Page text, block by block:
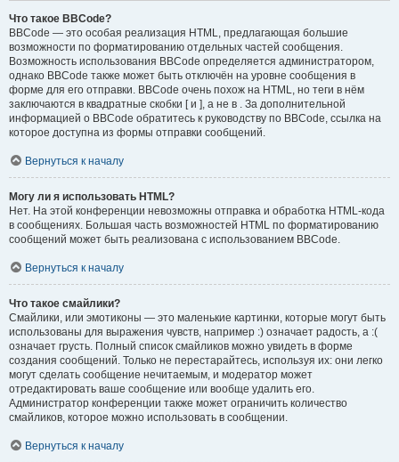
Что такое BBCode?
BBCode — это особая реализация HTML, предлагающая большие
возможности по форматированию отдельных частей сообщения.
Возможность использования BBCode определяется администратором,
однако BBCode также может быть отключён на уровне сообщения в
форме для его отправки. BBCode очень похож на HTML, но теги в нём
заключаются в квадратные скобки [ и ], а не в . За дополнительной
информацией о BBCode обратитесь к руководству по BBCode, ссылка на
которое доступна из формы отправки сообщений.
Вернуться к началу
Могу ли я использовать HTML?
Нет. На этой конференции невозможны отправка и обработка HTML-кода
в сообщениях. Большая часть возможностей HTML по форматированию
сообщений может быть реализована с использованием BBCode.
Вернуться к началу
Что такое смайлики?
Смайлики, или эмотиконы — это маленькие картинки, которые могут быть
использованы для выражения чувств, например :) означает радость, а :(
означает грусть. Полный список смайликов можно увидеть в форме
создания сообщений. Только не перестарайтесь, используя их: они легко
могут сделать сообщение нечитаемым, и модератор может
отредактировать ваше сообщение или вообще удалить его.
Администратор конференции также может ограничить количество
смайликов, которое можно использовать в сообщении.
Вернуться к началу